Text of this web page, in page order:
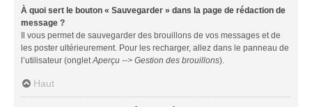
À quoi sert le bouton « Sauvegarder » dans la page de rédaction de
message ?
Il vous permet de sauvegarder des brouillons de vos messages et de
les poster ultérieurement. Pour les recharger, allez dans le panneau de
l’utilisateur (ongletAperçu --> Gestion des brouillons).
Haut